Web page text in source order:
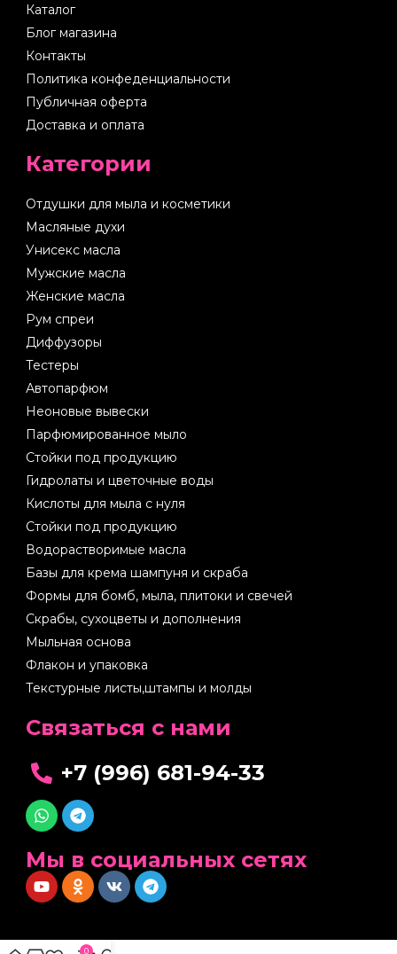
Каталог
Блог магазина
Контакты
Политика конфеденциальности
Публичная оферта
Доставка и оплата
Категории
Отдушки для мыла и косметики
Масляные духи
Унисекс масла
Мужские масла
Женские масла
Рум спреи
Диффузоры
Тестеры
Автопарфюм
Неоновые вывески
Парфюмированное мыло
Стойки под продукцию
Гидролаты и цветочные воды
Кислоты для мыла с нуля
Стойки под продукцию
Водорастворимые масла
Базы для крема шампуня и скраба
Формы для бомб, мыла, плитоки и свечей
Скрабы, сухоцветы и дополнения
Мыльная основа
Флакон и упаковка
Текстурные листы,штампы и молды
Cвязаться с нами
+7 (996) 681-94-33
Мы в социальных сетях
0